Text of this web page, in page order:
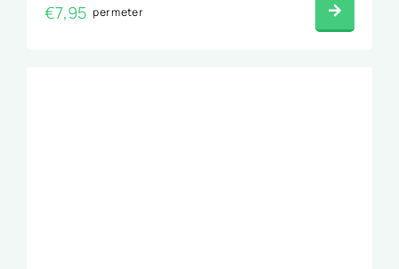
€7,95 per meter